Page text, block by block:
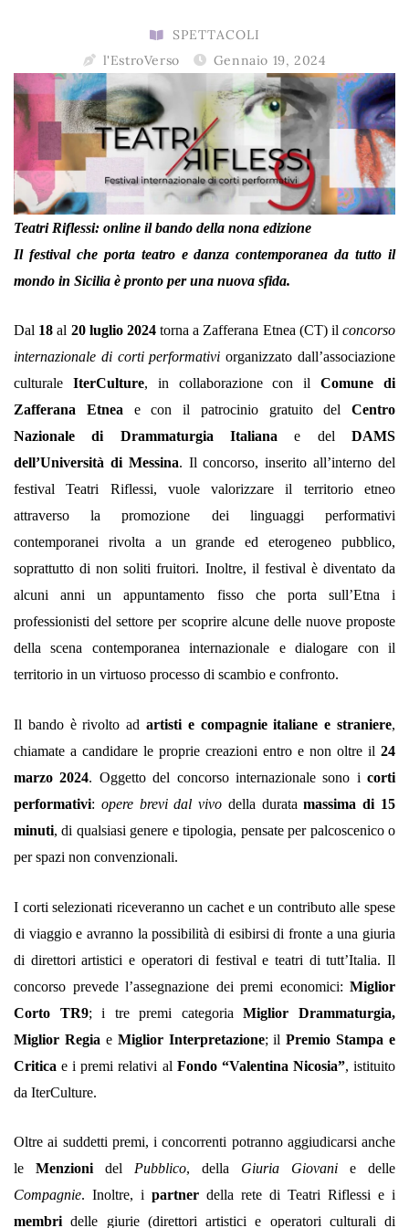
SPETTACOLI
l'EstroVerso
Gennaio 19, 2024
Teatri Riflessi: online il bando della nona edizione
Il festival che porta teatro e danza contemporanea da tutto il
mondo in Sicilia è pronto per una nuova sfida.
Dal 18al 20 luglio 2024torna a Zafferana Etnea (CT) ilconcorso
internazionale di corti performativi organizzato dall’associazione
culturale IterCulture, in collaborazione con ilComune di
Zafferana Etneae con il patrocinio gratuito del Centro
Nazionale di Drammaturgia Italiana e del DAMS
dell’Università di Messina. Il concorso, inserito all’interno del
festival Teatri Riflessi, vuole valorizzare il territorio etneo
attraverso la promozione dei linguaggi performativi
contemporanei rivolta a un grande ed eterogeneo pubblico,
soprattutto di non soliti fruitori. Inoltre, il festival è diventato da
alcuni anni un appuntamento fisso che porta sull’Etna i
professionisti del settore per scoprire alcune delle nuove proposte
della scena contemporanea internazionale e dialogare con il
territorio in un virtuoso processo di scambio e confronto.
Il bando è rivolto ad artisti e compagnie italiane e straniere,
chiamate a candidare le proprie creazioni entro e non oltre il 24
marzo 2024. Oggetto del concorso internazionale sono i corti
performativi: opere brevi dal vivo della durata massima di 15
minuti, di qualsiasi genere e tipologia, pensate per palcoscenico o
per spazi non convenzionali.
I corti selezionati riceveranno un cachet e un contributo alle spese
di viaggio e avranno la possibilità di esibirsi di fronte a una giuria
di direttori artistici e operatori di festival e teatri di tutt’Italia. Il
concorso prevede l’assegnazione dei premi economici: Miglior
Corto TR9; i tre premi categoria Miglior Drammaturgia,
Miglior Regia e Miglior Interpretazione; ilPremio Stampa e
Critica e i premi relativi al Fondo “Valentina Nicosia”, istituito
da IterCulture.
Oltre ai suddetti premi, i concorrenti potranno aggiudicarsi anche
le Menzioni del Pubblico, della Giuria Giovani e delle
Compagnie. Inoltre, i partner della rete di Teatri Riflessi e i
membridelle giurie (direttori artistici e operatori culturali di